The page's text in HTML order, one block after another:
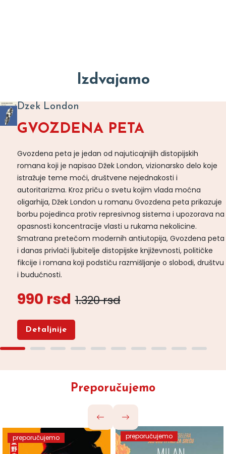
Izdvajamo
Dzek London
GVOZDENA PETA
Gvozdena peta je jedan od najuticajnijih distopijskih
romana koji je napisao Džek London, vizionarsko delo koje
istražuje teme moći, društvene nejednakosti i
autoritarizma. Kroz priču o svetu kojim vlada moćna
oligarhija, Džek London u romanu Gvozdena peta prikazuje
borbu pojedinca protiv represivnog sistema i upozorava na
opasnosti koncentracije vlasti u rukama nekolicine.
Smatrana pretečom modernih antiutopija, Gvozdena peta
i danas privlači ljubitelje distopijske književnosti, političke
fikcije i romana koji podstiču razmišljanje o slobodi, društvu
i budućnosti.
990 rsd 1.320 rsd
Detaljnije
Preporučujemo
preporučujemo preporučujemo